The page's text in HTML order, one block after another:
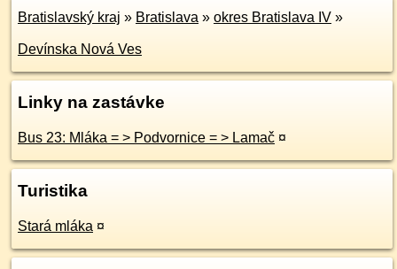
Bratislavský kraj » Bratislava » okres Bratislava IV »
Devínska Nová Ves
Linky na zastávke
Bus 23: Mláka = > Podvornice = > Lamač ¤
Turistika
Stará mláka ¤